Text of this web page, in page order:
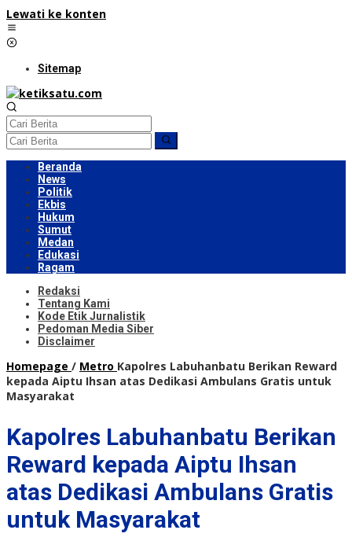
Lewati ke konten
Sitemap
Beranda
News
Politik
Ekbis
Hukum
Sumut
Medan
Edukasi
Ragam
Redaksi
Tentang Kami
Kode Etik Jurnalistik
Pedoman Media Siber
Disclaimer
Homepage / Metro Kapolres Labuhanbatu Berikan Reward
kepada Aiptu Ihsan atas Dedikasi Ambulans Gratis untuk
Masyarakat
Kapolres Labuhanbatu Berikan
Reward kepada Aiptu Ihsan
atas Dedikasi Ambulans Gratis
untuk Masyarakat